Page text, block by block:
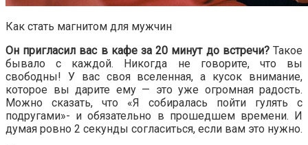
Как стать магнитом для мужчин
Он пригласил вас в кафе за 20 минут до встречи?Такое
бывало с каждой. Никогда не говорите, что вы
свободны! У вас своя вселенная, а кусок внимание,
которое вы дарите ему — это уже огромная радость.
Можно сказать, что «Я собиралась пойти гулять с
подругами»- и обязательно в прошедшем времени. И
думая ровно 2 секунды согласиться, если вам это нужно.